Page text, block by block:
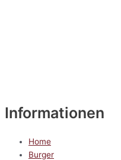
Informationen
Home
Burger